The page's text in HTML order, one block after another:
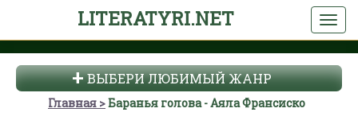
LITERATYRI.NET
ВЫБЕРИ ЛЮБИМЫЙ ЖАНР
Главная Баранья голова - Аяла Франсиско